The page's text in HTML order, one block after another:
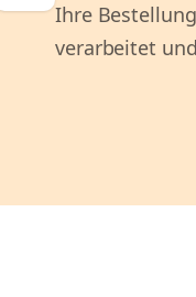
Ihre
verarbeitet